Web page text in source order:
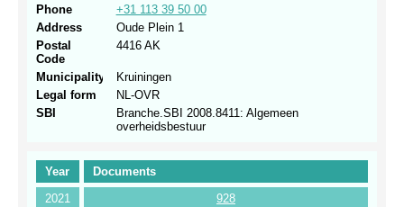
Year
Documents
2021
928
Phone
+31 113 39 50 00
Address
Oude Plein 1
Postal
Code
4416 AK
Municipality
Kruiningen
Legal form
NL-OVR
SBI
Branche.SBI 2008.8411: Algemeen
overheidsbestuur